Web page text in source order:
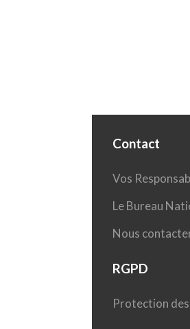
Contact
Vos
Le Bureau
Nous
RGPD
Protection